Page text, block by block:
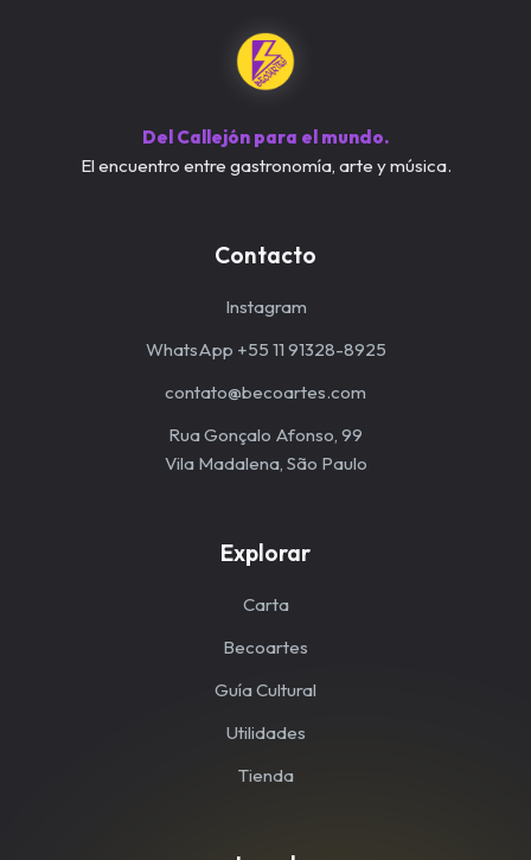
Del Callejón para el mundo.
El encuentro entre gastronomía, arte y música.
Contacto
Instagram
WhatsApp +55 11 91328-8925
contato@becoartes.com
Rua Gonçalo Afonso, 99
Vila Madalena, São Paulo
Explorar
Carta
Becoartes
Guía Cultural
Utilidades
Tienda